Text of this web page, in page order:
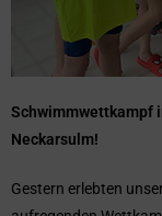
Schwimmwettkampf
Neckarsulm!
Gestern erlebten